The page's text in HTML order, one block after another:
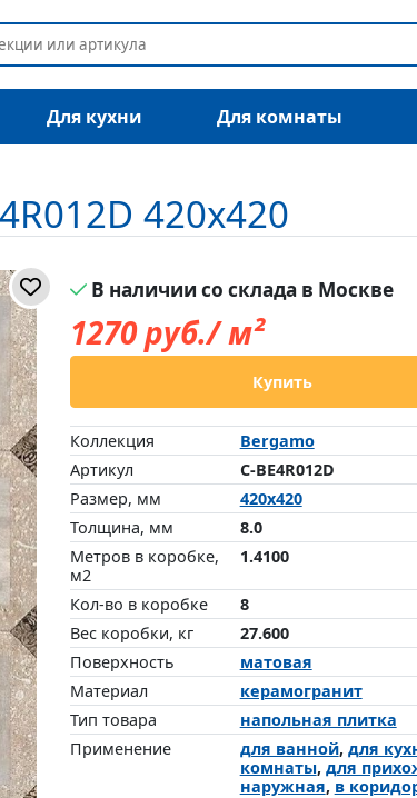
Для кухни Для комнаты
420x420
В наличии со склада в Москве
1270руб./ м²
Купить
Коллекция
Bergamo
Артикул
C-BE4R012D
Размер, мм
420x420
Толщина, мм
8.0
Метров в коробке,
м2
1.4100
Кол-во в коробке
8
Вес коробки, кг
27.600
Поверхность
матовая
Материал
керамогранит
Тип товара
напольная плитка
Применение
для ванной, для
комнаты, для
наружная, в